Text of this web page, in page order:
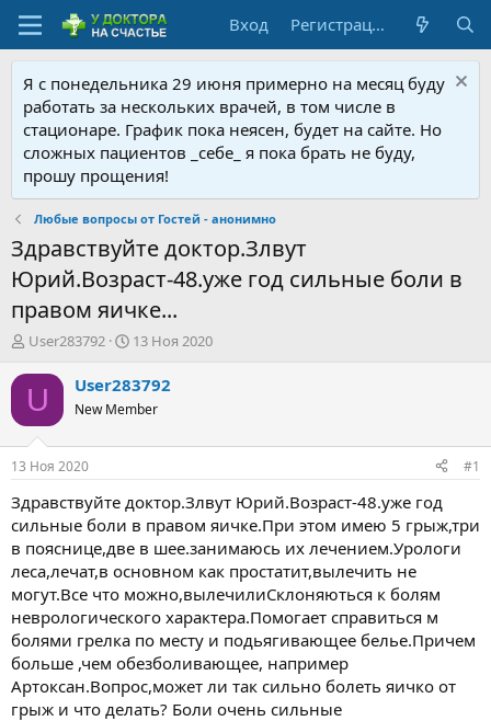
Вход Регистрация
Я с понедельника 29 июня примерно на месяц буду
работать за нескольких врачей, в том числе в
стационаре. График пока неясен, будет на сайте. Но
сложных пациентов _себе_ я пока брать не буду,
прошу прощения!
Любые вопросы от Гостей - анонимно
Здравствуйте доктор.Злвут
Юрий.Возраст-48.уже год сильные боли в
правом яичке...
А
т
т
е
м
ы
User283792
Д
т
а
н
а
л
а
13 Ноя 2020
U User283792
New Member
13 Ноя 2020 #1
Здравствуйте доктор.Злвут Юрий.Возраст-48.уже год
сильные боли в правом яичке.При этом имею 5 грыж,три
в пояснице,две в шее.занимаюсь их лечением.Урологи
леса,лечат,в основном как простатит,вылечить не
могут.Все что можно,вылечилиСклоняються к болям
неврологического характера.Помогает справиться м
болями грелка по месту и подьягивающее белье.Причем
больше ,чем обезболивающее, например
Артоксан.Вопрос,может ли так сильно болеть яичко от
грыж и что делать? Боли очень сильные